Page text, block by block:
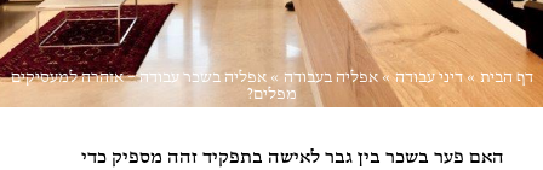
דף הבית »דיני עבודה»אפליה בעבודה »אפליה בשכר עבודה – אזהרה למעסיקים
מפלים?
האם פער בשכר בין גבר לאישה בתפקיד זהה מספיק כדי